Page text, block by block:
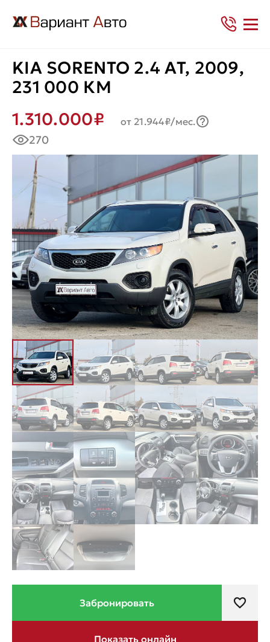
KIA SORENTO 2.4 AT, 2009,
231 000 КМ
1.310.000₽
от 21.944₽/мес.
270